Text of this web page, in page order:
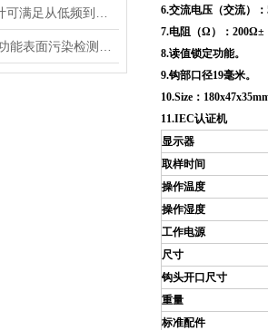
6.交流电压（交流）
7.电阻（Ω）：200Ω±
8.读值锁定功能。
9.钩部口径19毫米。
10.Size：
11.IEC认证机
显示器
取样时间
操作温度
操作湿度
工作电源
尺寸
钩头开口尺寸
重量
标准配件